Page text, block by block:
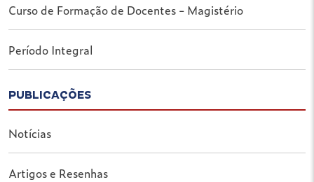
Curso de Formação de Docentes - Magistério
Período Integral
PUBLICAÇÕES
Notícias
Artigos e Resenhas